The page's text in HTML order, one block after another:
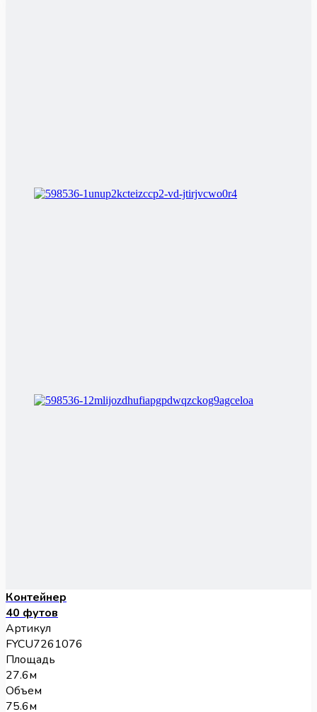
Контейнер
40 футов
Артикул
FYCU7261076
Площадь
27.6м
Объем
75.6м